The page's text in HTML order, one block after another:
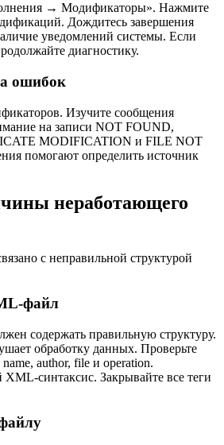
→ Модификаторы». Нажмите
Дождитесь завершения
уведомлений системы. Если
диагностику.
ошибок
Изучите сообщения
на записи NOT FOUND,
MODIFICATION и FILE NOT
помогают определить источник
неработающего
с неправильной структурой
файл
содержать правильную структуру.
обработку данных. Проверьте
author, file и operation.
синтаксис. Закрывайте все теги